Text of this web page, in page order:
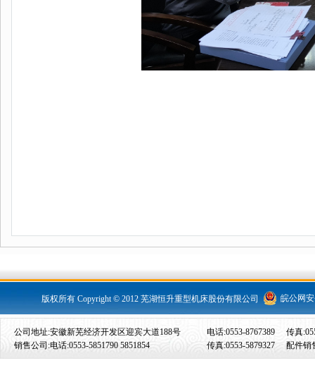
版权所有 Copyright © 2012 芜湖恒升重型机床股份有限公司 皖公网安
公司地址:安徽新芜经济开发区迎宾大道188号 电话:0553-8767389
传真
销售公司:电话:0553-5851790 5851854
传真:0553-5879327 配件销